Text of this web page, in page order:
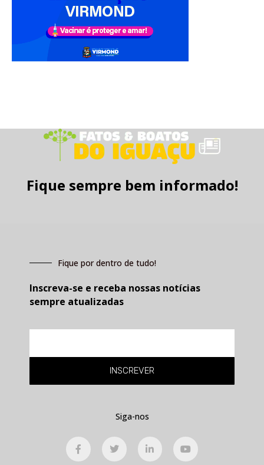
Fique sempre bem informado!
Fique por dentro de tudo!
Inscreva-se e receba nossas notícias
sempre atualizadas
INSCREVER
Siga-nos
F
a
c
T
w
i
L
i
n
Y
o
u